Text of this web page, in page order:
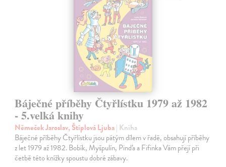
Báječné příběhy Čtyřlístku 1979 až 1982
- 5.velká knihy
Němeček Jaroslav, Štíplová Ljuba| Kniha
Báječné příběhy Čtyřlístku jsou pátým dílem v řadě, obsahují příběhy
z let 1979 až 1982. Bobík, Myšpulín, Pinďa a Fifinka Vám přejí při
četbě této knížky spoustu dobré zábavy.